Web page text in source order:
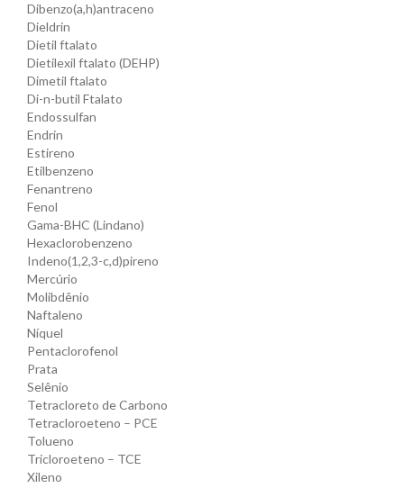
Dibenzo(a,h)antraceno
Dieldrin
Dietil ftalato
Dietilexil ftalato (DEHP)
Dimetil ftalato
Di-n-butil Ftalato
Endossulfan
Endrin
Estireno
Etilbenzeno
Fenantreno
Fenol
Gama-BHC (Lindano)
Hexaclorobenzeno
Indeno(1,2,3-c,d)pireno
Mercúrio
Molibdênio
Naftaleno
Níquel
Pentaclorofenol
Prata
Selênio
Tetracloreto de Carbono
Tetracloroeteno – PCE
Tolueno
Tricloroeteno – TCE
Xileno